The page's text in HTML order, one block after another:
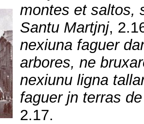
montes et saltos,
Santu Martjnj,
nexiuna faguer
arbores, ne
nexiunu ligna
faguer jn terras
2.17.